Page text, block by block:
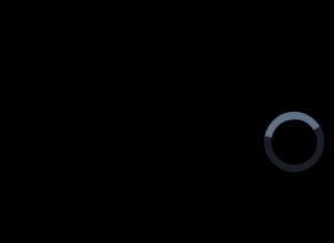
Video
Player
is